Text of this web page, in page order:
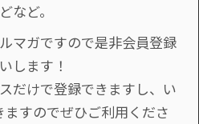
など。
マガですので是非会員登録
します！
だけで登録できますし、い
すのでぜひご利用くださ